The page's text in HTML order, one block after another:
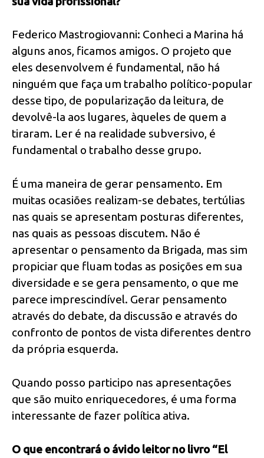
Federico Mastrogiovanni: Conheci a Marina há
alguns anos, ficamos amigos. O projeto que
eles desenvolvem é fundamental, não há
ninguém que faça um trabalho político-popular
desse tipo, de popularização da leitura, de
devolvê-la aos lugares, àqueles de quem a
tiraram. Ler é na realidade subversivo, é
fundamental o trabalho desse grupo.
É uma maneira de gerar pensamento. Em
muitas ocasiões realizam-se debates, tertúlias
nas quais se apresentam posturas diferentes,
nas quais as pessoas discutem. Não é
apresentar o pensamento da Brigada, mas sim
propiciar que fluam todas as posições em sua
diversidade e se gera pensamento, o que me
parece imprescindível. Gerar pensamento
através do debate, da discussão e através do
confronto de pontos de vista diferentes dentro
da própria esquerda.
Quando posso participo nas apresentações
que são muito enriquecedores, é uma forma
interessante de fazer política ativa.
O que encontrará o ávido leitor no livro “El